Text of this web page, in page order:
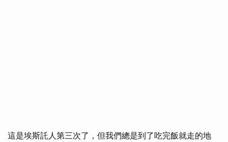
這是埃斯託人第三次了，但我們總是到了吃完飯就走的地